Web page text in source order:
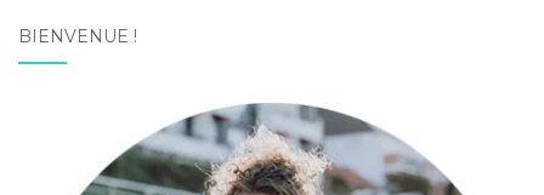
BIENVENUE !